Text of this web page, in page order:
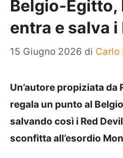
Belgio-Egitto,
entra e salva i
15 Giugno 2026 di Carlo
Un’autore propiziata da
regala un punto al
salvando così i Red
sconfitta all’esordio